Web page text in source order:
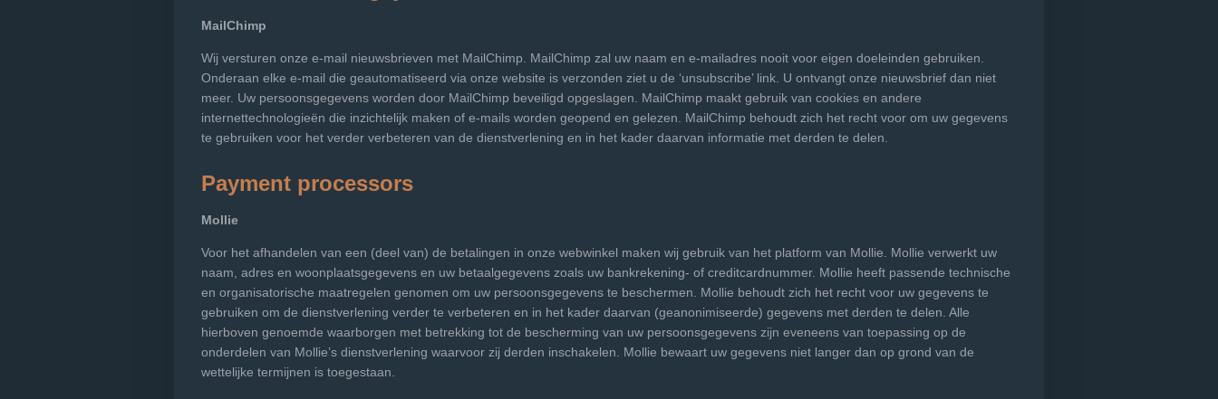
MailChimp
Wij versturen onze e-mail nieuwsbrieven met MailChimp. MailChimp zal uw naam en e-mailadres nooit voor eigen doeleinden gebruiken.
Onderaan elke e-mail die geautomatiseerd via onze website is verzonden ziet u de ‘unsubscribe’ link. U ontvangt onze nieuwsbrief dan niet
meer. Uw persoonsgegevens worden door MailChimp beveiligd opgeslagen. MailChimp maakt gebruik van cookies en andere
internettechnologieën die inzichtelijk maken of e-mails worden geopend en gelezen. MailChimp behoudt zich het recht voor om uw gegevens
te gebruiken voor het verder verbeteren van de dienstverlening en in het kader daarvan informatie met derden te delen.
Payment processors
Mollie
Voor het afhandelen van een (deel van) de betalingen in onze webwinkel maken wij gebruik van het platform van Mollie. Mollie verwerkt uw
naam, adres en woonplaatsgegevens en uw betaalgegevens zoals uw bankrekening- of creditcardnummer. Mollie heeft passende technische
en organisatorische maatregelen genomen om uw persoonsgegevens te beschermen. Mollie behoudt zich het recht voor uw gegevens te
gebruiken om de dienstverlening verder te verbeteren en in het kader daarvan (geanonimiseerde) gegevens met derden te delen. Alle
hierboven genoemde waarborgen met betrekking tot de bescherming van uw persoonsgegevens zijn eveneens van toepassing op de
onderdelen van Mollie’s dienstverlening waarvoor zij derden inschakelen. Mollie bewaart uw gegevens niet langer dan op grond van de
wettelijke termijnen is toegestaan.